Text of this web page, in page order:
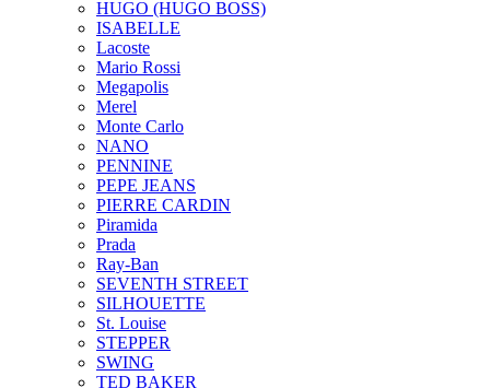
HUGO (HUGO BOSS)
ISABELLE
Lacoste
Mario Rossi
Megapolis
Merel
Monte Carlo
NANO
PENNINE
PEPE JEANS
PIERRE CARDIN
Piramida
Prada
Ray-Ban
SEVENTH STREET
SILHOUETTE
St. Louise
STEPPER
SWING
TED BAKER